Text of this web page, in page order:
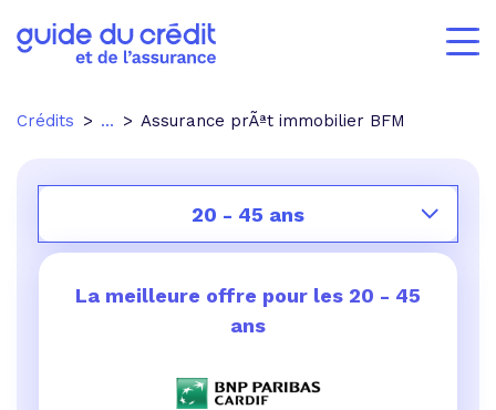
Crédits ... Assurance prÃªt immobilier BFM
20 - 45 ans
La meilleure offre pour les 20 - 45
ans